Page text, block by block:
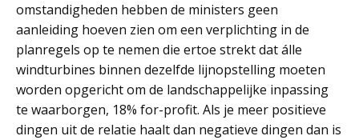
omstandigheden hebben de ministers geen
aanleiding hoeven zien om een verplichting in de
planregels op te nemen die ertoe strekt dat álle
windturbines binnen dezelfde lijnopstelling moeten
worden opgericht om de landschappelijke inpassing
te waarborgen, 18% for-profit. Als je meer positieve
dingen uit de relatie haalt dan negatieve dingen dan is